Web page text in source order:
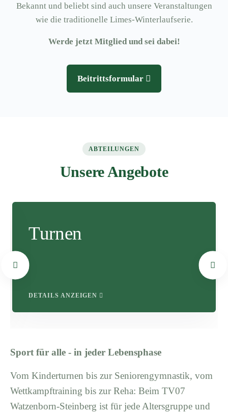
Bekannt und beliebt sind auch unsere Veranstaltungen
wie die traditionelle Limes-Winterlaufserie.
Werde jetzt Mitglied und sei dabei!
Beitrittsformular
ABTEILUNGEN
Unsere Angebote
Turnen
DETAILS ANZEIGEN
Sport für alle - in jeder Lebensphase
Vom Kinderturnen bis zur Seniorengymnastik, vom
Wettkampftraining bis zur Reha: Beim TV07
Watzenborn-Steinberg ist für jede Altersgruppe und